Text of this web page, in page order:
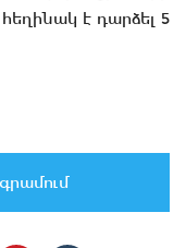
է դարձել 5